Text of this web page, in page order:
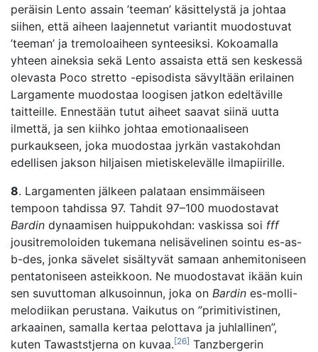
peräisin Lento assain ’teeman’ käsittelystä ja johtaa
siihen, että aiheen laajennetut variantit muodostuvat
’teeman’ ja tremoloaiheen synteesiksi. Kokoamalla
yhteen aineksia sekä Lento assaista että sen keskessä
olevasta Poco stretto -episodista sävyltään erilainen
Largamente muodostaa loogisen jatkon edeltäville
taitteille. Ennestään tutut aiheet saavat siinä uutta
ilmettä, ja sen kiihko johtaa emotionaaliseen
purkaukseen, joka muodostaa jyrkän vastakohdan
edellisen jakson hiljaisen mietiskelevälle ilmapiirille.
8. Largamenten jälkeen palataan ensimmäiseen
tempoon tahdissa 97. Tahdit 97–100 muodostavat
Bardin dynaamisen huippukohdan: vaskissa soi fff
jousitremoloiden tukemana nelisävelinen sointu es-as-
b-des, jonka sävelet sisältyvät samaan anhemitoniseen
pentatoniseen asteikkoon. Ne muodostavat ikään kuin
sen suvuttoman alkusoinnun, joka on Bardin es-molli-
melodiikan perustana. Vaikutus on ”primitivistinen,
arkaainen, samalla kertaa pelottava ja juhlallinen”,
kuten Tawaststjerna on kuvaa. [26] Tanzbergerin